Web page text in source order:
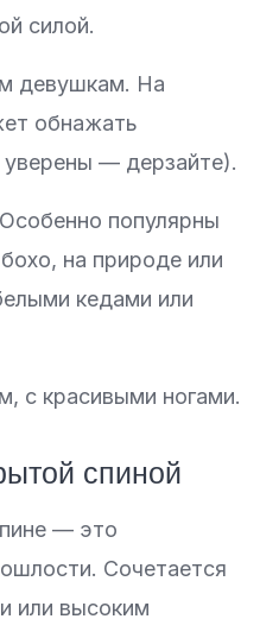
силой.
девушкам. На
обнажать
уверены — дерзайте).
популярны
на природе или
кедами или
с красивыми ногами.
спиной
— это
Сочетается
или высоким